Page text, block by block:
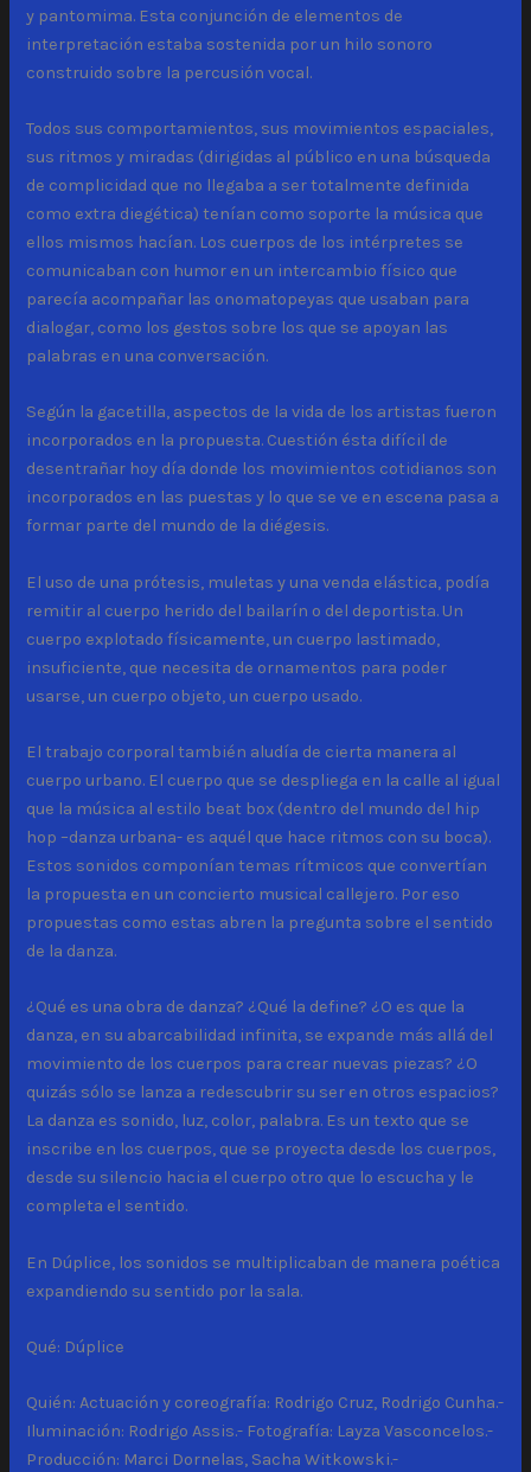
y pantomima. Esta conjunción de elementos de
interpretación estaba sostenida por un hilo sonoro
construido sobre la percusión vocal.
Todos sus comportamientos, sus movimientos espaciales,
sus ritmos y miradas (dirigidas al público en una búsqueda
de complicidad que no llegaba a ser totalmente definida
como extra diegética) tenían como soporte la música que
ellos mismos hacían. Los cuerpos de los intérpretes se
comunicaban con humor en un intercambio físico que
parecía acompañar las onomatopeyas que usaban para
dialogar, como los gestos sobre los que se apoyan las
palabras en una conversación.
Según la gacetilla, aspectos de la vida de los artistas fueron
incorporados en la propuesta. Cuestión ésta difícil de
desentrañar hoy día donde los movimientos cotidianos son
incorporados en las puestas y lo que se ve en escena pasa a
formar parte del mundo de la diégesis.
El uso de una prótesis, muletas y una venda elástica, podía
remitir al cuerpo herido del bailarín o del deportista. Un
cuerpo explotado físicamente, un cuerpo lastimado,
insuficiente, que necesita de ornamentos para poder
usarse, un cuerpo objeto, un cuerpo usado.
El trabajo corporal también aludía de cierta manera al
cuerpo urbano. El cuerpo que se despliega en la calle al igual
que la música al estilo beat box (dentro del mundo del hip
hop –danza urbana- es aquél que hace ritmos con su boca).
Estos sonidos componían temas rítmicos que convertían
la propuesta en un concierto musical callejero. Por eso
propuestas como estas abren la pregunta sobre el sentido
de la danza.
¿Qué es una obra de danza? ¿Qué la define? ¿O es que la
danza, en su abarcabilidad infinita, se expande más allá del
movimiento de los cuerpos para crear nuevas piezas? ¿O
quizás sólo se lanza a redescubrir su ser en otros espacios?
La danza es sonido, luz, color, palabra. Es un texto que se
inscribe en los cuerpos, que se proyecta desde los cuerpos,
desde su silencio hacia el cuerpo otro que lo escucha y le
completa el sentido.
En Dúplice, los sonidos se multiplicaban de manera poética
expandiendo su sentido por la sala.
Qué: Dúplice
Quién: Actuación y coreografía: Rodrigo Cruz, Rodrigo Cunha.-
Iluminación: Rodrigo Assis.- Fotografía: Layza Vasconcelos.-
Producción: Marci Dornelas, Sacha Witkowski.-